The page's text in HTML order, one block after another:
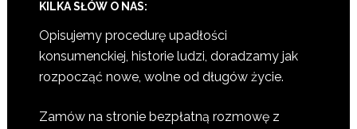
KILKA SŁÓW O NAS:
Opisujemy procedurę upadłości
konsumenckiej, historie ludzi, doradzamy jak
rozpocząć nowe, wolne od długów życie.
Zamów na stronie bezpłatną rozmowę z